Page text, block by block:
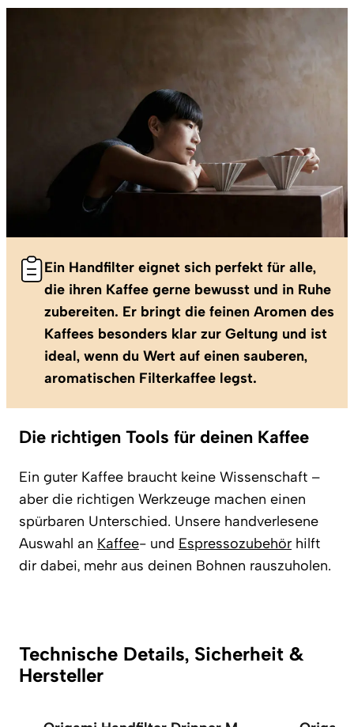
Ein Handfilter eignet sich perfekt für alle,
die ihren Kaffee gerne bewusst und in Ruhe
zubereiten. Er bringt die feinen Aromen des
Kaffees besonders klar zur Geltung und ist
ideal, wenn du Wert auf einen sauberen,
aromatischen Filterkaffee legst.
Die richtigen Tools für deinen Kaffee
Ein guter Kaffee braucht keine Wissenschaft –
aber die richtigen Werkzeuge machen einen
spürbaren Unterschied. Unsere handverlesene
Auswahl an Kaffee- und Espressozubehör hilft
dir dabei, mehr aus deinen Bohnen rauszuholen.
Technische Details, Sicherheit &
Hersteller